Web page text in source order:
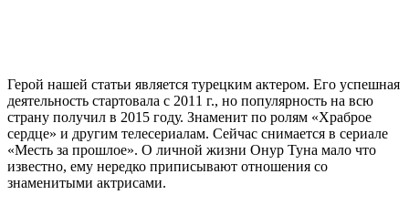
Герой нашей статьи является турецким актером. Его успешная
деятельность стартовала с 2011 г., но популярность на всю
страну получил в 2015 году. Знаменит по ролям «Храброе
сердце» и другим телесериалам. Сейчас снимается в сериале
«Месть за прошлое». О личной жизни Онур Туна мало что
известно, ему нередко приписывают отношения со
знаменитыми актрисами.